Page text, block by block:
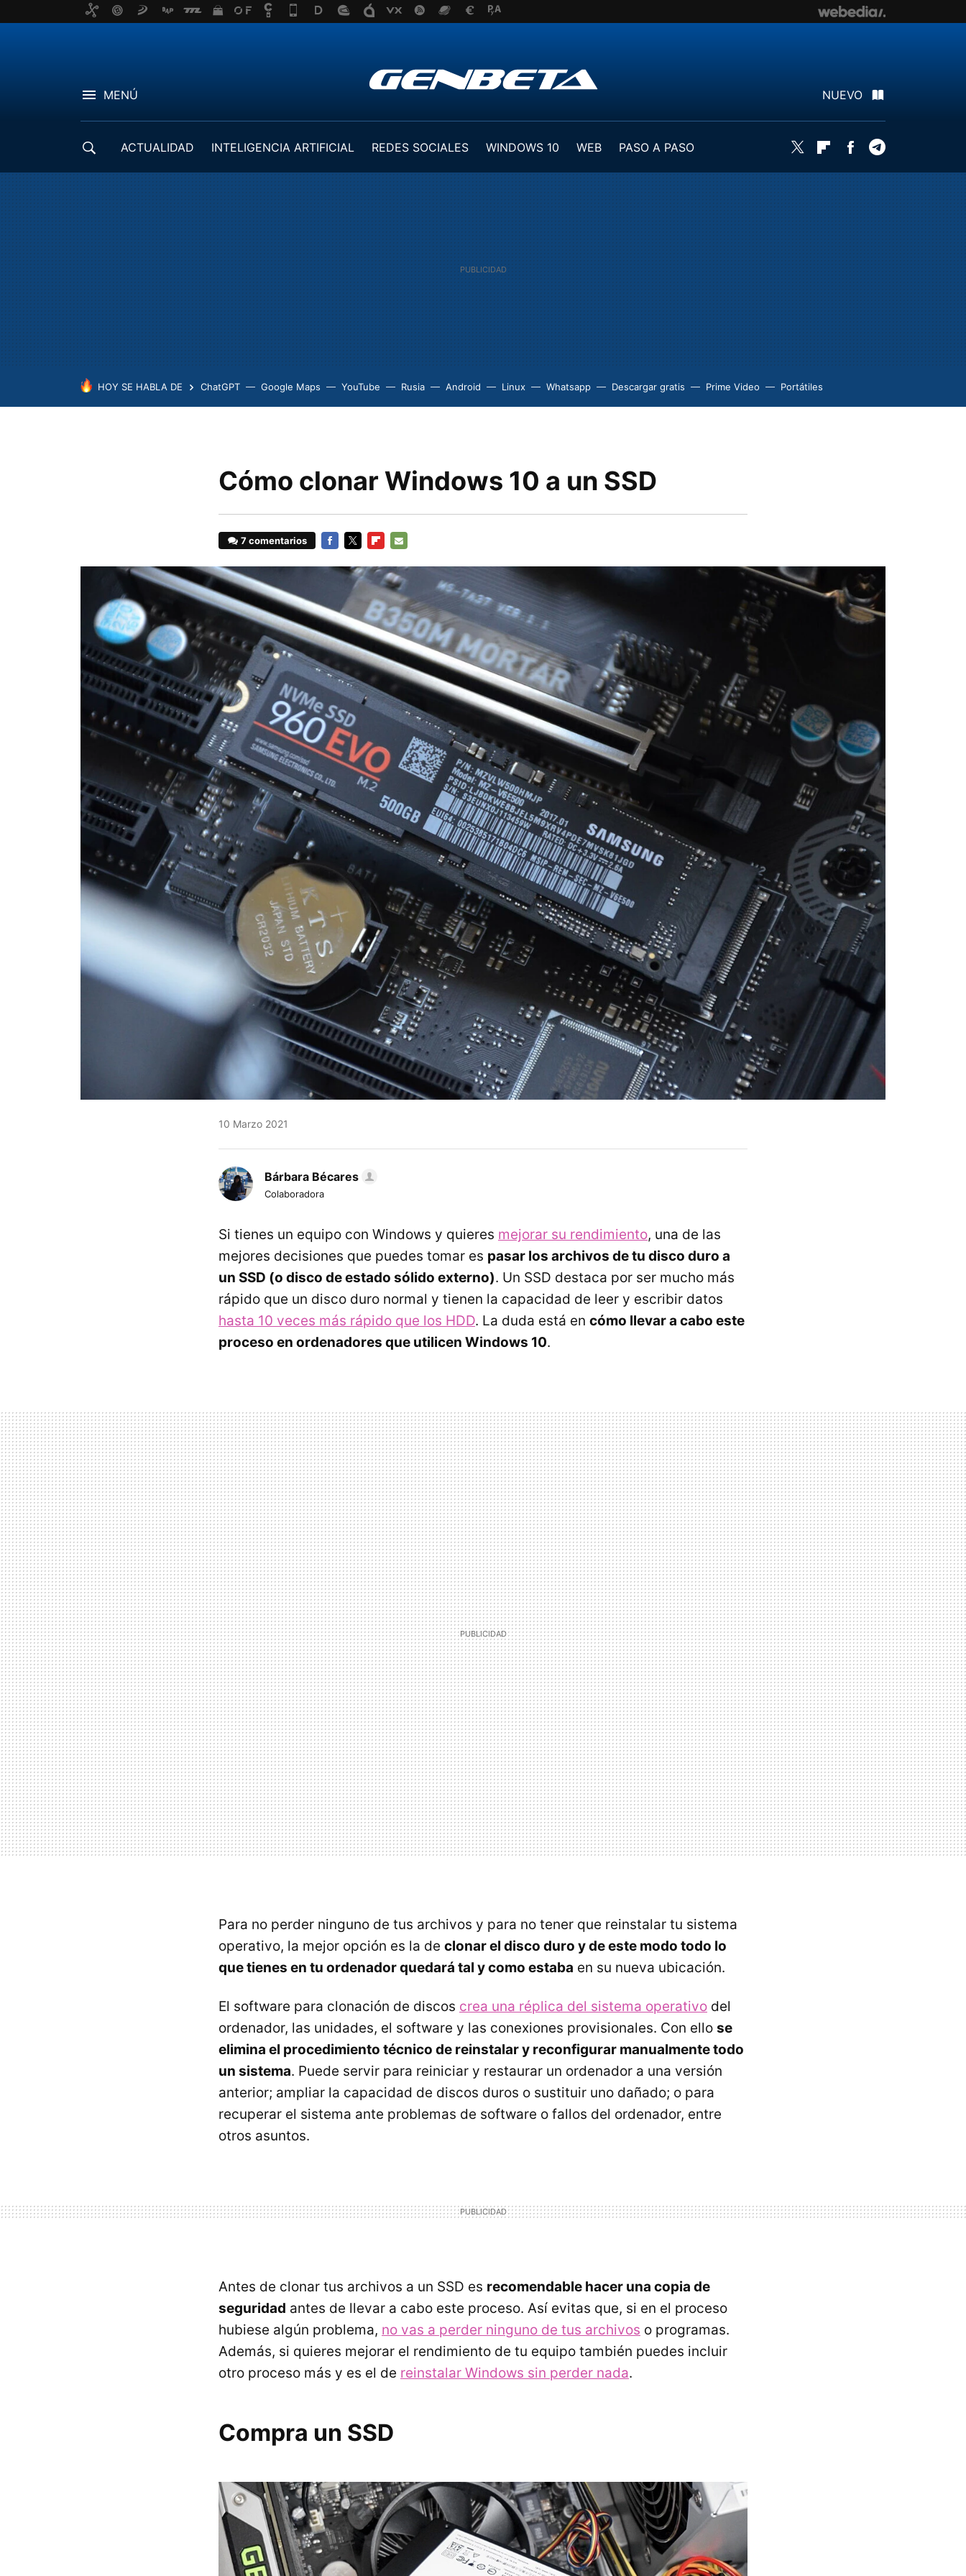
MENÚ NUEVO
ACTUALIDAD INTELIGENCIA ARTIFICIAL REDES SOCIALES WINDOWS 10 WEB
PASO A PASO
Twitter FlipboardFacebook
HOY SE HABLA DE ChatGPT Google Maps YouTube Rusia Android Linux Whatsapp Descargar gratis Prime Video Portátiles
Cómo clonar Windows 10 a un SSD
7 comentarios
MAIL
10 Marzo 2021
Bárbara Bécares
Colaboradora
Si tienes un equipo con Windows y quieres mejorar su rendimiento, una de las
mejores decisiones que puedes tomar es pasar los archivos de tu disco duro a
un SSD (o disco de estado sólido externo). Un SSD destaca por ser mucho más
rápido que un disco duro normal y tienen la capacidad de leer y escribir datos
hasta 10 veces más rápido que los HDD. La duda está en cómo llevar a cabo este
proceso en ordenadores que utilicen Windows 10.
Para no perder ninguno de tus archivos y para no tener que reinstalar tu sistema
operativo, la mejor opción es la de clonar el disco duro y de este modo todo lo
que tienes en tu ordenador quedará tal y como estaba en su nueva ubicación.
El software para clonación de discos crea una réplica del sistema operativo del
ordenador, las unidades, el software y las conexiones provisionales. Con ello se
elimina el procedimiento técnico de reinstalar y reconfigurar manualmente todo
un sistema. Puede servir para reiniciar y restaurar un ordenador a una versión
anterior; ampliar la capacidad de discos duros o sustituir uno dañado; o para
recuperar el sistema ante problemas de software o fallos del ordenador, entre
otros asuntos.
Antes de clonar tus archivos a un SSD es recomendable hacer una copia de
seguridad antes de llevar a cabo este proceso. Así evitas que, si en el proceso
hubiese algún problema, no vas a perder ninguno de tus archivos o programas.
Además, si quieres mejorar el rendimiento de tu equipo también puedes incluir
otro proceso más y es el de reinstalar Windows sin perder nada.
Compra un SSD